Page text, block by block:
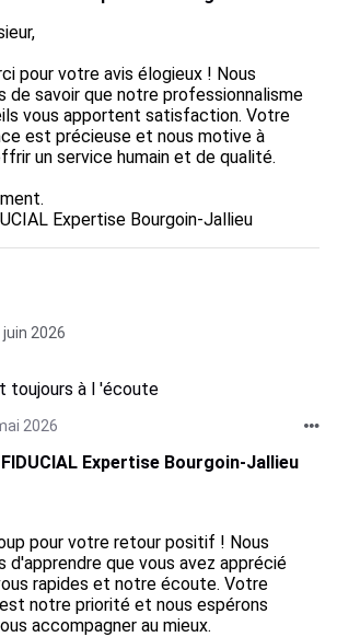
pour votre avis élogieux ! Nous
de savoir que notre professionnalisme
vous apportent satisfaction. Votre
est précieuse et nous motive à
un service humain et de qualité.
Expertise Bourgoin-Jallieu
juin 2026
toujours à l 'écoute
2026
Expertise Bourgoin-Jallieu
pour votre retour positif ! Nous
d'apprendre que vous avez apprécié
rapides et notre écoute. Votre
notre priorité et nous espérons
accompagner au mieux.